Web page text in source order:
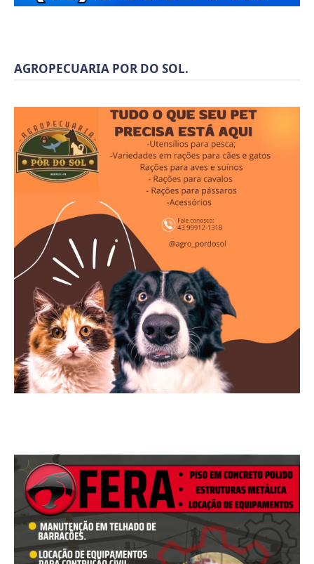
AGROPECUARIA POR DO SOL.